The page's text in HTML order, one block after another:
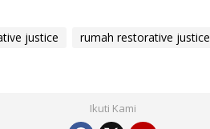
justice rumah restorative justice
Ikuti Kami